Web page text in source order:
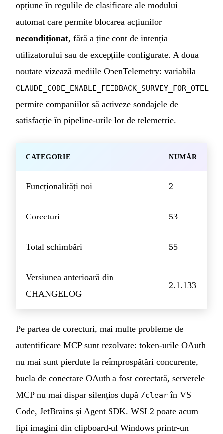
opțiune în regulile de clasificare ale modului
automat care permite blocarea acțiunilor
necondiționat, fără a ține cont de intenția
utilizatorului sau de excepțiile configurate. A doua
noutate vizează mediile OpenTelemetry: variabila
CLAUDE_CODE_ENABLE_FEEDBACK_SURVEY_FOR_OTEL
permite companiilor să activeze sondajele de
satisfacție în pipeline-urile lor de telemetrie.
CATEGORIE NUMĂR
Funcționalități noi 2
Corecturi 53
Total schimbări 55
Versiunea anterioară din
CHANGELOG
2.1.133
Pe partea de corecturi, mai multe probleme de
autentificare MCP sunt rezolvate: token-urile OAuth
nu mai sunt pierdute la reîmprospătări concurente,
bucla de conectare OAuth a fost corectată, serverele
MCP nu mai dispar silențios după /clear în VS
Code, JetBrains și Agent SDK. WSL2 poate acum
lipi imagini din clipboard-ul Windows printr-un